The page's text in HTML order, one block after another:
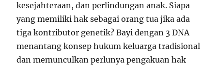
kesejahteraan, dan perlindungan anak. Siapa
yang memiliki hak sebagai orang tua jika ada
tiga kontributor genetik? Bayi dengan 3 DNA
menantang konsep hukum keluarga tradisional
dan memunculkan perlunya pengakuan hak